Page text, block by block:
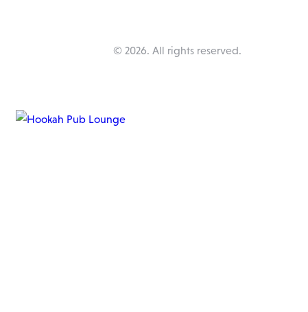
© 2026. All rights reserved.